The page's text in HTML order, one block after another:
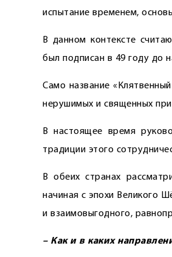
испытание временем,
В данном контексте
был подписан в 49 году до
Само название
нерушимых и священных
В настоящее время
традиции этого
В обеих странах
начиная с эпохи Великого
и взаи­мовыгодного,
– Как и в каких